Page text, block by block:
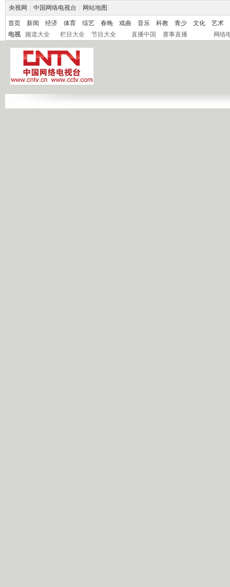
央视网 中国网络电视台 网站地图
首页 新闻 经济 体育 综艺 春晚 戏曲 音乐 科教 青少 文化
艺术
电视
频道大全 栏目大全 节目大全 直播中国 赛事直播 网络